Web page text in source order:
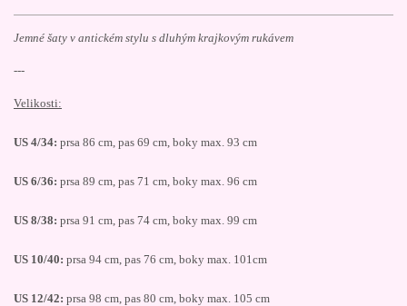
Jemné šaty v antickém stylu s dluhým krajkovým rukávem
---
Velikosti:
US 4/34: prsa 86 cm, pas 69 cm, boky max. 93 cm
US 6/36: prsa 89 cm, pas 71 cm, boky max. 96 cm
US 8/38: prsa 91 cm, pas 74 cm, boky max. 99 cm
US 10/40: prsa 94 cm, pas 76 cm, boky max. 101cm
US 12/42: prsa 98 cm, pas 80 cm, boky max. 105 cm